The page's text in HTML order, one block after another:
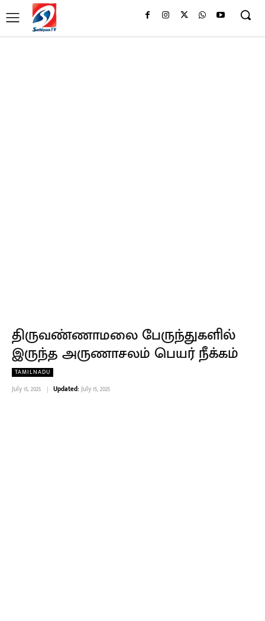
திருவண்ணாமலை பேருந்துகளில்
இருந்த அருணாசலம் பெயர் நீக்கம்
TAMILNADU
July 15, 2025 Updated: July 15, 2025